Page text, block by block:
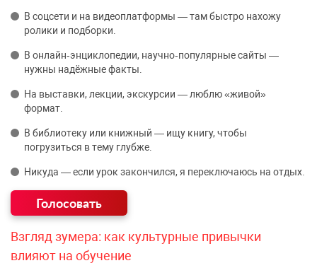
В соцсети и на видеоплатформы — там быстро нахожу
ролики и подборки.
В онлайн‑энциклопедии, научно‑популярные сайты —
нужны надёжные факты.
На выставки, лекции, экскурсии — люблю «живой»
формат.
В библиотеку или книжный — ищу книгу, чтобы
погрузиться в тему глубже.
Никуда — если урок закончился, я переключаюсь на отдых.
Взгляд зумера: как культурные привычки
влияют на обучение